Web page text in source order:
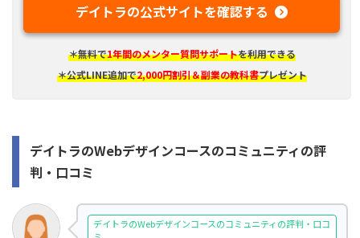
デイトラの公式サイトを確認する
＊無料で1年間のメンター質問サポートを利用できる
＊公式LINE追加で2,000円割引＆副業の教科書プレゼント
デイトラのWebデザインコースのコミュニティの評
判・口コミ
デイトラのWebデザインコースのコミュニティの評判・口コ